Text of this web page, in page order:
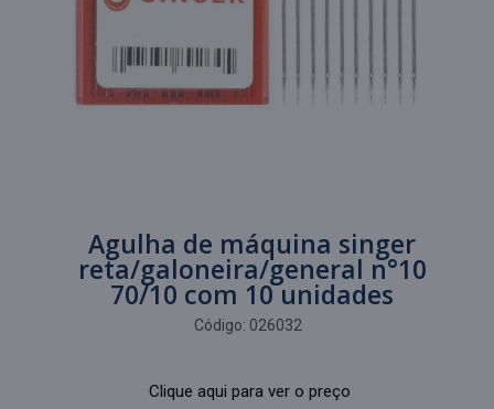
Agulha de máquina singer
reta/galoneira/general n°10
70/10 com 10 unidades
Código: 026032
Clique aqui para ver o preço